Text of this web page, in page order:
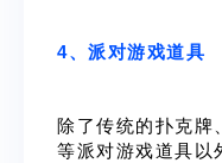
4、派对游戏道具
除了传统的扑克牌
等派对游戏道具以